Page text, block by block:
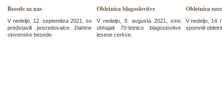
Besede za nas
V nedeljo, 12. septembra 2021, so
predstavili posredovalce žlahtne
slovenske besede.
Obletnica blagoslovitve
V nedeljo, 8. avgusta 2021, smo
obhajali 70-letnico blagoslovitve
lesene cerkve.
Obletnica
V nedeljo, 14.
spomnili